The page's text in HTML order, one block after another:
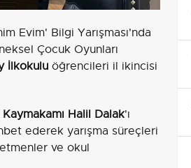
Evim' Bilgi Yarışması'nda
Çocuk Oyunları
İlkokulu öğrencileri il ikincisi
Kaymakamı Halil Dalak'ı
ederek yarışma süreçleri
ve okul